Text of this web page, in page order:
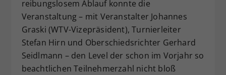
reibungslosem Ablauf konnte die
Veranstaltung – mit Veranstalter Johannes
Graski (WTV-Vizepräsident), Turnierleiter
Stefan Hirn und Oberschiedsrichter Gerhard
Seidlmann – den Level der schon im Vorjahr so
beachtlichen Teilnehmerzahl nicht bloß